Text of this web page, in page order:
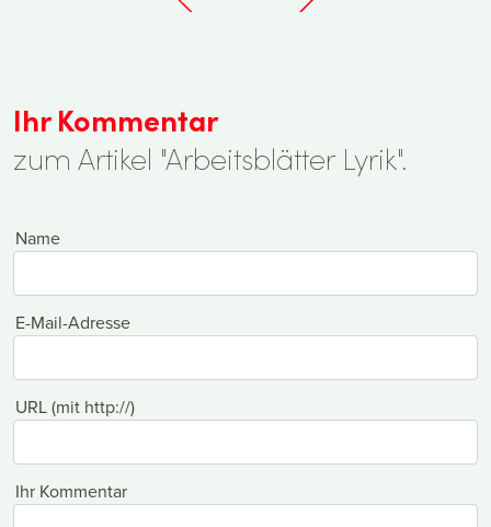
Ihr Kommentar
zum Artikel "Arbeitsblätter Lyrik".
Name
E-Mail-Adresse
URL (mit http://)
Ihr Kommentar